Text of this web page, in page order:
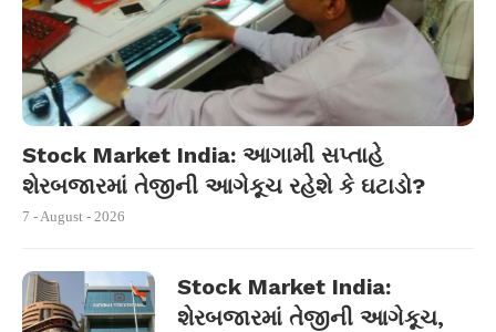
Stock Market India: આગામી સપ્તાહે
શેરબજારમાં તેજીની આગેકૂચ રહેશે કે ઘટાડો?
7 - August - 2026
Stock Market India:
શેરબજારમાં તેજીની આગેકૂચ,